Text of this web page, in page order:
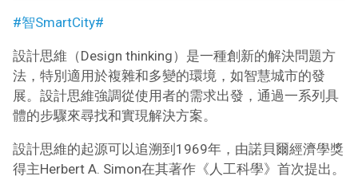
#智SmartCity#
設計思維（Design thinking）是一種創新的解決問題方
法，特別適用於複雜和多變的環境，如智慧城市的發
展。設計思維強調從使用者的需求出發，通過一系列具
體的步驟來尋找和實現解決方案。
設計思維的起源可以追溯到1969年，由諾貝爾經濟學獎
得主Herbert A. Simon在其著作《人工科學》首次提出。